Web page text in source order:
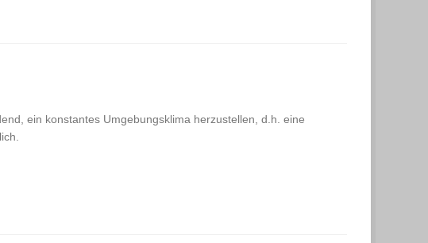
ein konstantes Umgebungsklima herzustellen, d.h. eine